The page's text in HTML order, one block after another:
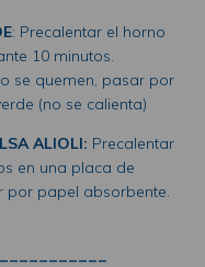
: Precalentar el horno
10 minutos.
se quemen, pasar por
(no se calienta)
ALIOLI: Precalentar
en una placa de
por papel absorbente.